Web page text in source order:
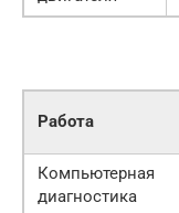
Работа
Компьютерная
диагностика